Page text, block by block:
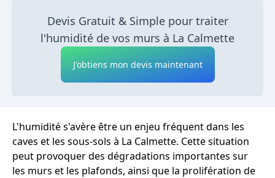
Devis Gratuit & Simple pour traiter
l'humidité de vos murs à La Calmette
J'obtiens mon devis maintenant
L'humidité s'avère être un enjeu fréquent dans les
caves et les sous-sols à La Calmette. Cette situation
peut provoquer des dégradations importantes sur
les murs et les plafonds, ainsi que la prolifération de